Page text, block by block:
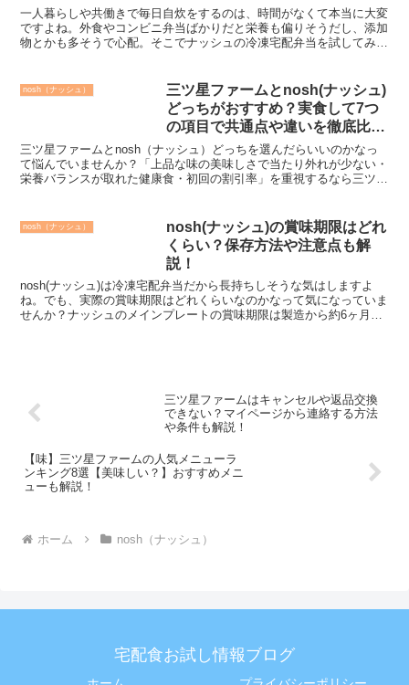
一人暮らしや共働きで毎日自炊をするのは、時間がなくて本当に大変
ですよね。外食やコンビニ弁当ばかりだと栄養も偏りそうだし、添加
物とかも多そうで心配。そこでナッシュの冷凍宅配弁当を試してみた
nosh（ナッシュ）
三ツ星ファームとnosh(ナッシュ)
どっちがおすすめ？実食して7つ
の項目で共通点や違いを徹底比
較！
三ツ星ファームとnosh（ナッシュ）どっちを選んだらいいのかなっ
て悩んでいませんか？「上品な味の美味しさで当たり外れが少ない・
栄養バランスが取れた健康食・初回の割引率」を重視するなら三ツ星
nosh（ナッシュ）
nosh(ナッシュ)の賞味期限はどれ
くらい？保存方法や注意点も解
説！
nosh(ナッシュ)は冷凍宅配弁当だから長持ちしそうな気はしますよ
ね。でも、実際の賞味期限はどれくらいなのかなって気になっていま
せんか？ナッシュのメインプレートの賞味期限は製造から約6ヶ月～
三ツ星ファームはキャンセルや返品交換
できない？マイページから連絡する方法
や条件も解説！
【味】三ツ星ファームの人気メニューラ
ンキング8選【美味しい？】おすすめメニ
ューも解説！
ホーム nosh（ナッシュ）
宅配食お試し情報ブログ